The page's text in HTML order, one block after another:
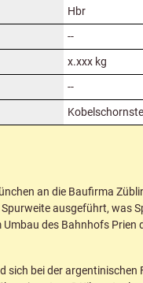
Hbr
--
x.xxx kg
--
an die Baufirma
ausgeführt, was
des Bahnhofs
bei der